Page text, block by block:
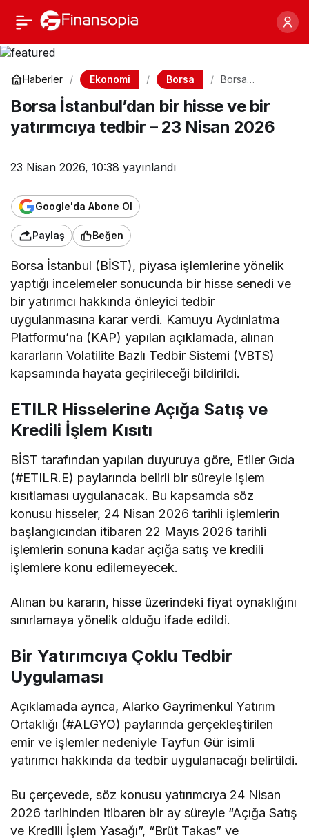
Haberler Ekonomi Borsa
Borsa
hisse ve bir
yatırımcıya
tedbir – 23
Borsa İstanbul’dan bir hisse ve bir
yatırımcıya tedbir – 23 Nisan 2026
23 Nisan 2026, 10:38 yayınlandı
Google'da Abone Ol
Paylaş Beğen
Borsa İstanbul (BİST), piyasa işlemlerine yönelik
yaptığı incelemeler sonucunda bir hisse senedi ve
bir yatırımcı hakkında önleyici tedbir
uygulanmasına karar verdi. Kamuyu Aydınlatma
Platformu’na (KAP) yapılan açıklamada, alınan
kararların Volatilite Bazlı Tedbir Sistemi (VBTS)
kapsamında hayata geçirileceği bildirildi.
ETILR Hisselerine Açığa Satış ve
Kredili İşlem Kısıtı
BİST tarafından yapılan duyuruya göre, Etiler Gıda
(#ETILR.E) paylarında belirli bir süreyle işlem
kısıtlaması uygulanacak. Bu kapsamda söz
konusu hisseler, 24 Nisan 2026 tarihli işlemlerin
başlangıcından itibaren 22 Mayıs 2026 tarihli
işlemlerin sonuna kadar açığa satış ve kredili
işlemlere konu edilemeyecek.
Alınan bu kararın, hisse üzerindeki fiyat oynaklığını
sınırlamaya yönelik olduğu ifade edildi.
Bir Yatırımcıya Çoklu Tedbir
Uygulaması
Açıklamada ayrıca, Alarko Gayrimenkul Yatırım
Ortaklığı (#ALGYO) paylarında gerçekleştirilen
emir ve işlemler nedeniyle Tayfun Gür isimli
yatırımcı hakkında da tedbir uygulanacağı belirtildi.
Bu çerçevede, söz konusu yatırımcıya 24 Nisan
2026 tarihinden itibaren bir ay süreyle “Açığa Satış
ve Kredili İşlem Yasağı”, “Brüt Takas” ve
Borsa İstanbul’dan bir
hisse ve bir yatırımcıya
tedbir – 23 Nisan 2026
Paylaş